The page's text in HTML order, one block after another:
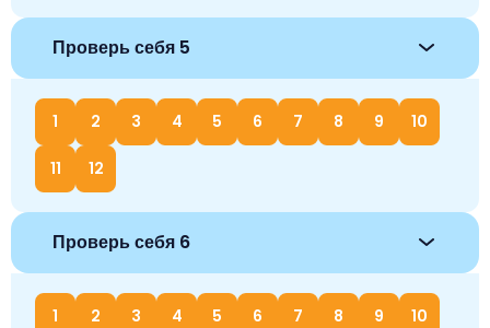
Проверь себя 5
1 2 3 4 5 6 7 8 9 10
11 12
Проверь себя 6
1 2 3 4 5 6 7 8 9 10